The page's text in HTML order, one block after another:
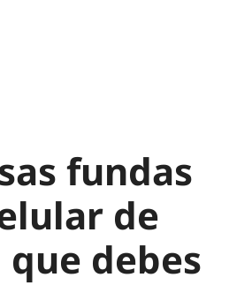
fundas
de
debes